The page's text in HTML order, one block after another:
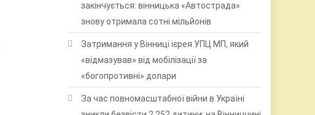
закінчується: вінницька «Автострада»
знову отримала сотні мільйонів
Затримання у Вінниці ієрея УПЦ МП, який
«відмазував» від мобілізації за
«богопротивні» долари
За час повномасштабної війни в Україні